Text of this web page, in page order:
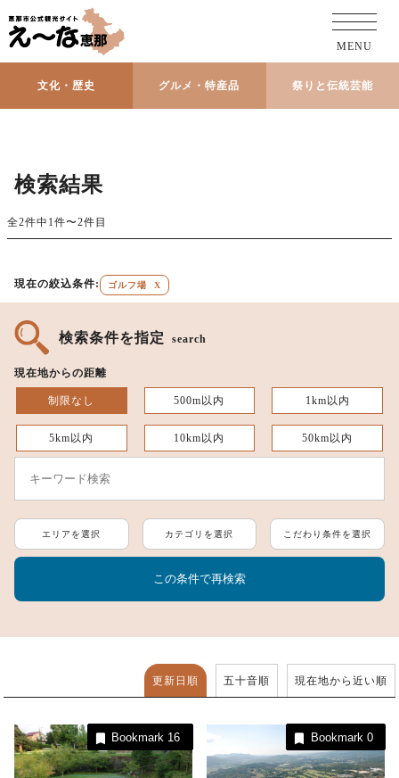
文化・歴史 グルメ・特産品 祭りと伝統芸能
MENU
検索結果
全2件中1件〜2件目
Bookmark 16 Bookmark 0
現在の絞込条件: ゴルフ場 X
検索条件を指定 search
現在地からの距離
制限なし 500m以内 1km以内
5km以内 10km以内 50km以内
エリアを選択 カテゴリを選択 こだわり条件を選択
更新日順 五十音順 現在地から近い順